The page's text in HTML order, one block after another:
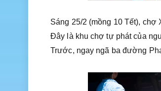
Sáng 25/2 (mồng 10 Tết),
Đây là khu chợ tự phát của
Trước, ngay ngã ba đường